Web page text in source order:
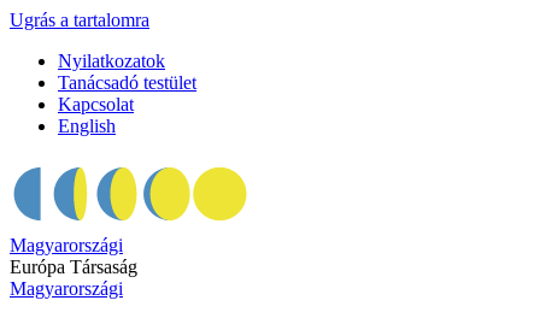
Ugrás a tartalomra
Nyilatkozatok
Tanácsadó testület
Kapcsolat
English
Magyarországi
Európa Társaság
Magyarországi